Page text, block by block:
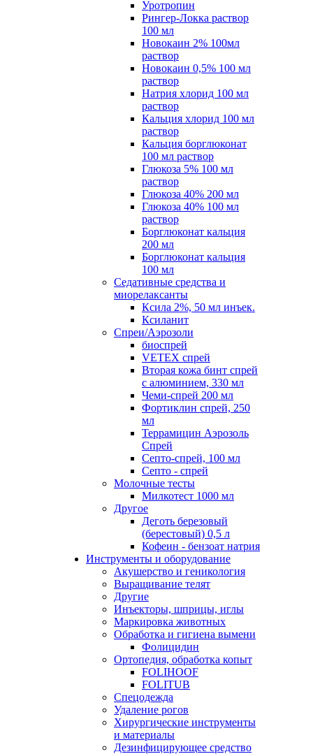
Уротропин
Рингер-Локка раствор
100 мл
Новокаин 2% 100мл
раствор
Новокаин 0,5% 100 мл
раствор
Натрия хлорид 100 мл
раствор
Кальция хлорид 100 мл
раствор
Кальция борглюконат
100 мл раствор
Глюкоза 5% 100 мл
раствор
Глюкоза 40% 200 мл
Глюкоза 40% 100 мл
раствор
Борглюконат кальция
200 мл
Борглюконат кальция
100 мл
Седативные средства и
миорелаксанты
Ксила 2%, 50 мл инъек.
Ксиланит
Спреи/Аэрозоли
биоспрей
VETEX спрей
Вторая кожа бинт спрей
с алюминием, 330 мл
Чеми-спрей 200 мл
Фортиклин спрей, 250
мл
Террамицин Аэрозоль
Спрей
Септо-спрей, 100 мл
Септо - спрей
Молочные тесты
Милкотест 1000 мл
Другое
Деготь березовый
(берестовый) 0,5 л
Кофеин - бензоат натрия
Инструменты и оборудование
Акушерство и геникология
Выращивание телят
Другие
Инъекторы, шприцы, иглы
Маркировка животных
Обработка и гигиена вымени
Фолицидин
Ортопедия, обработка копыт
FOLIHOOF
FOLITUB
Спецодежда
Удаление рогов
Хирургические инструменты
и материалы
Дезинфицирующее средство